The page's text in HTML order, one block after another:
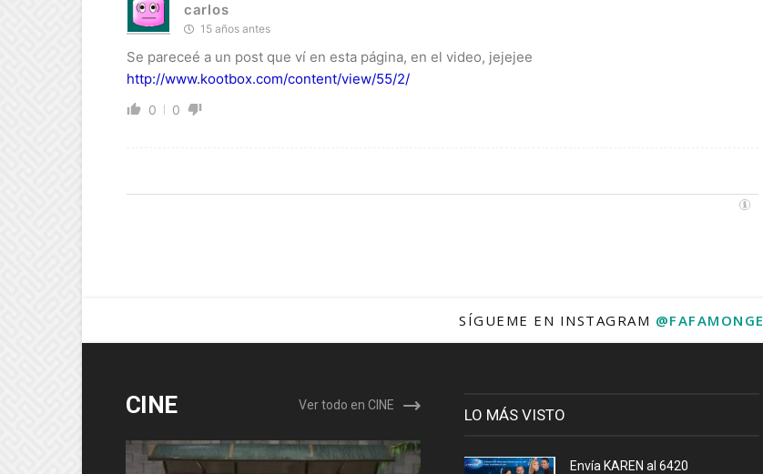
carlos
15 años antes
Se pareceé a un post que ví en esta página, en el video, jejejee
http://www.kootbox.com/content/view/55/2/
0 0
SÍGUEME EN INSTAGRAM @FAFAMONGE
CINE Ver todo en CINE
LO MÁS VISTO
Envía KAREN al 6420